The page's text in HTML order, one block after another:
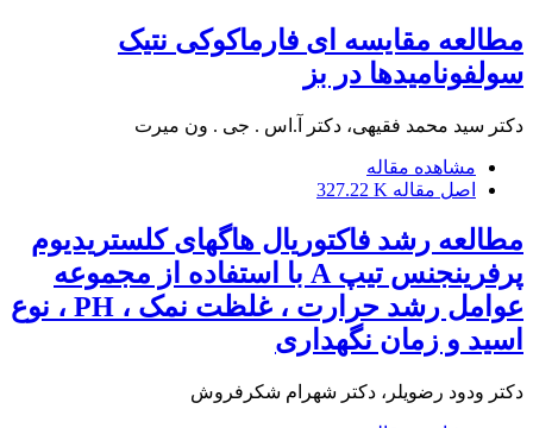
مطالعه مقایسه ای فارماکوکی نتیک
سولفونامیدها در بز
دکتر سید محمد فقیهی، دکتر آ.اس . جی . ون میرت
مشاهده مقاله
اصل مقاله 327.22 K
مطالعه رشد فاکتوریال هاگهای کلستریدیوم
پرفرینجنس تیپ A با استفاده از مجموعه
عوامل رشد حرارت ، غلظت نمک ، PH ، نوع
اسید و زمان نگهداری
دکتر ودود رضویلر، دکتر شهرام شکرفروش